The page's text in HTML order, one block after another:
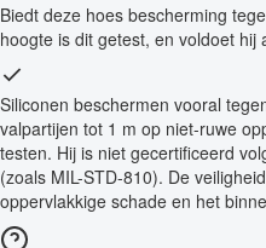
Biedt deze hoes bescherming
hoogte is dit getest, en voldoet hij
Siliconen beschermen vooral
valpartijen tot 1 m op niet-ruwe
testen. Hij is niet gecertificeerd
(zoals MIL-STD-810). De
oppervlakkige schade en het